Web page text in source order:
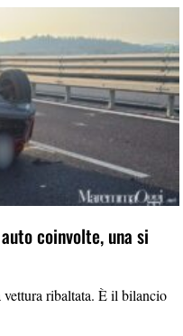
coinvolte, una si
ribaltata. È il bilancio